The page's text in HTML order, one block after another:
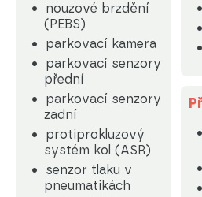
nouzové brzdění
(PEBS)
parkovací kamera
parkovací senzory
přední
parkovací senzory
zadní
protiprokluzový
systém kol (ASR)
senzor tlaku v
pneumatikách